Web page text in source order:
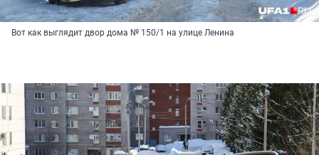
Вот как выглядит двор дома № 150/1 на улице Ленина